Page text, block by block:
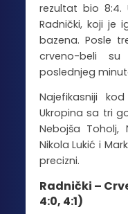
rezultat bio
Radnički, koji je
bazena. Posle
crveno-beli
poslednjeg
Najefikasniji
Ukropina sa tri
Nebojša Toholj,
Nikola Lukić i
precizni.
Radnički –
4:0, 4:1)